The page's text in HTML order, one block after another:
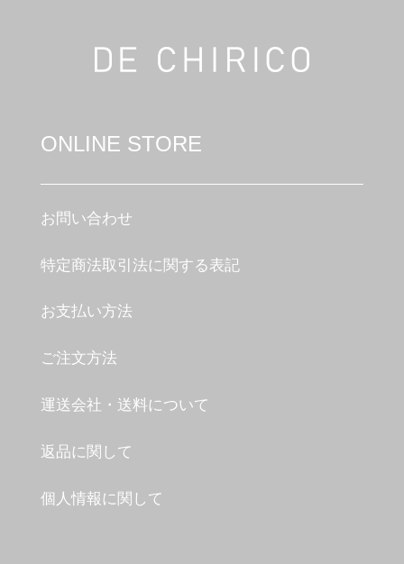
ONLINE STORE
お問い合わせ
特定商法取引法に関する表記
お支払い方法
ご注文方法
運送会社・送料について
返品に関して
個人情報に関して